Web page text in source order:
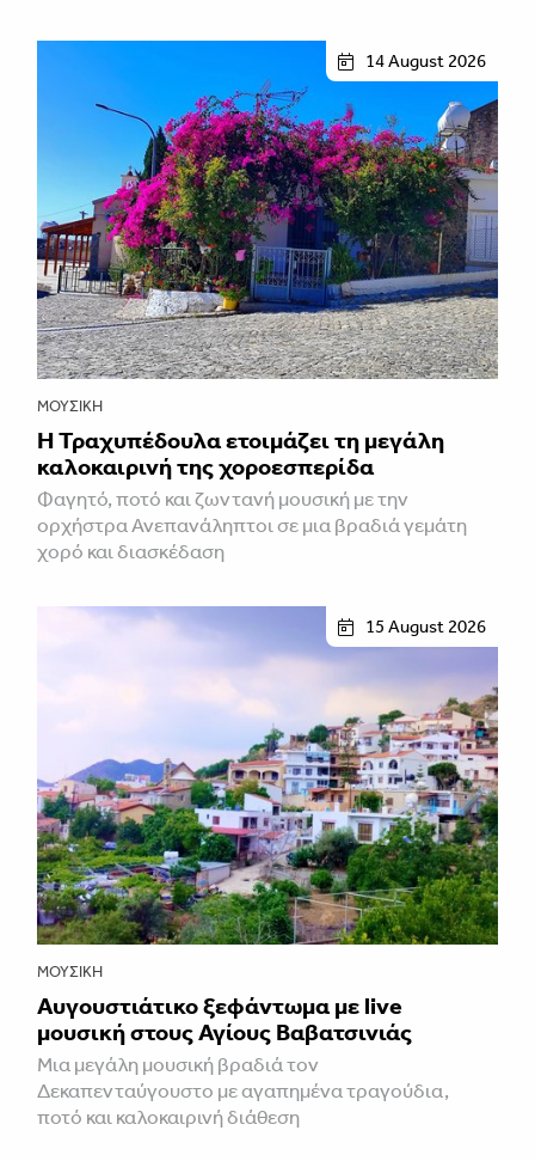
14 August 2026
ΜΟΥΣΙΚΉ
Η Τραχυπέδουλα ετοιμάζει τη μεγάλη
καλοκαιρινή της χοροεσπερίδα
Φαγητό, ποτό και ζωντανή μουσική με την
ορχήστρα Ανεπανάληπτοι σε μια βραδιά γεμάτη
χορό και διασκέδαση
15 August 2026
ΜΟΥΣΙΚΉ
Αυγουστιάτικο ξεφάντωμα με live
μουσική στους Αγίους Βαβατσινιάς
Μια μεγάλη μουσική βραδιά τον
Δεκαπενταύγουστο με αγαπημένα τραγούδια,
ποτό και καλοκαιρινή διάθεση